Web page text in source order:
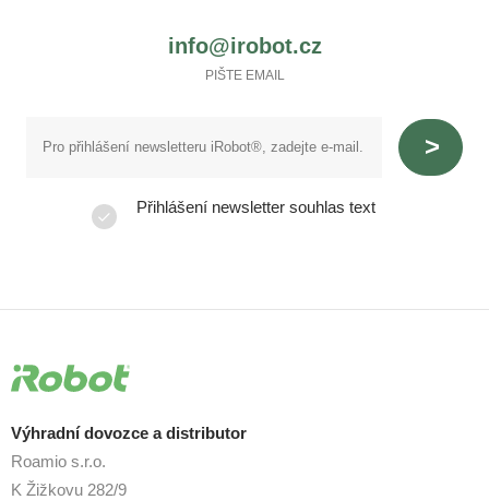
info@irobot.cz
PIŠTE EMAIL
Přihlášení newsletter souhlas text
Výhradní dovozce a distributor
Roamio s.r.o.
K Žižkovu 282/9